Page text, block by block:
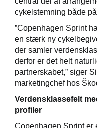
cykelstemning både
”Copenhagen Sprint
en stærk ny
der samler
derfor er det helt
partnerskabet,” siger
marketingchef hos
Verdensklassefelt
profiler
Copenhagen Sprint er